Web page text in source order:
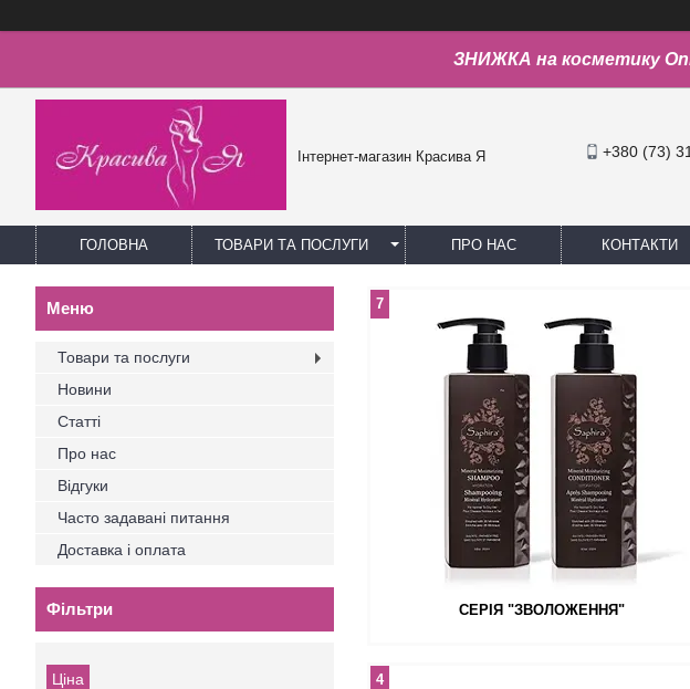
ЗНИЖКА на косметику
Інтернет-магазин Красива Я +380 (73)
ГОЛОВНА ТОВАРИ ТА ПОСЛУГИ ПРО НАС КОНТАКТИ
СЕРІЯ "ЗВОЛОЖЕННЯ"
7
4
Товари та послуги
Новини
Статті
Про нас
Відгуки
Часто задавані питання
Доставка і оплата
Фільтри
Ціна